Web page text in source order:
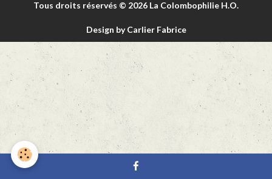
Tous droits réservés © 2026 La Colombophilie H.O.
Design by Carlier Fabrice